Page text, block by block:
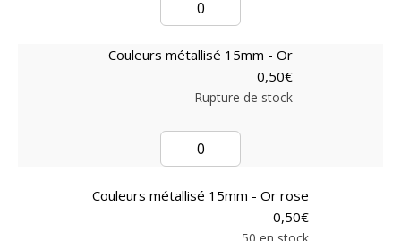
Couleurs métallisé 15mm - Or
0,50€
Rupture de stock
Couleurs métallisé 15mm - Or rose
0,50€